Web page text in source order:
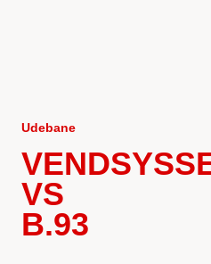
Udebane
VS
B.93